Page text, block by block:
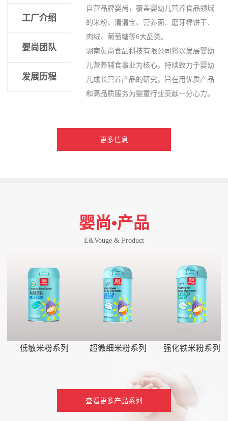
工厂介绍
婴尚团队
发展历程
自营品牌婴尚，覆盖婴幼儿营养食品领域
的米粉、清清宝、营养面、磨牙棒饼干、
肉绒、葡萄糖等6大品类。
湖南英尚食品科技有限公司将以发展婴幼
儿营养辅食事业为核心，持续致力于婴幼
儿成长营养产品的研究，旨在用优质产品
和高品质服务为婴童行业贡献一分心力。
更多信息
婴尚•产品
E&Vouge & Product
低敏米粉系列 超微细米粉系列 强化铁米粉系列
查看更多产品系列